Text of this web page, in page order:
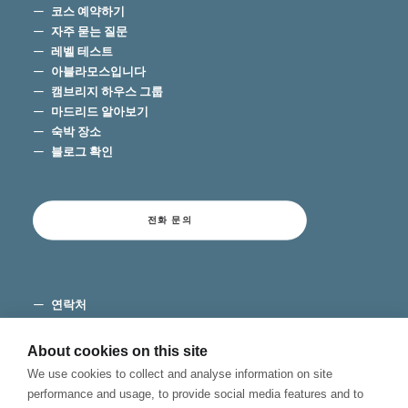
코스 예약하기
자주 묻는 질문
레벨 테스트
아블라모스입니다
캠브리지 하우스 그룹
마드리드 알아보기
숙박 장소
블로그 확인
전화 문의
연락처
개인 정보 보호
About cookies on this site
We use cookies to collect and analyse information on site
performance and usage, to provide social media features and to